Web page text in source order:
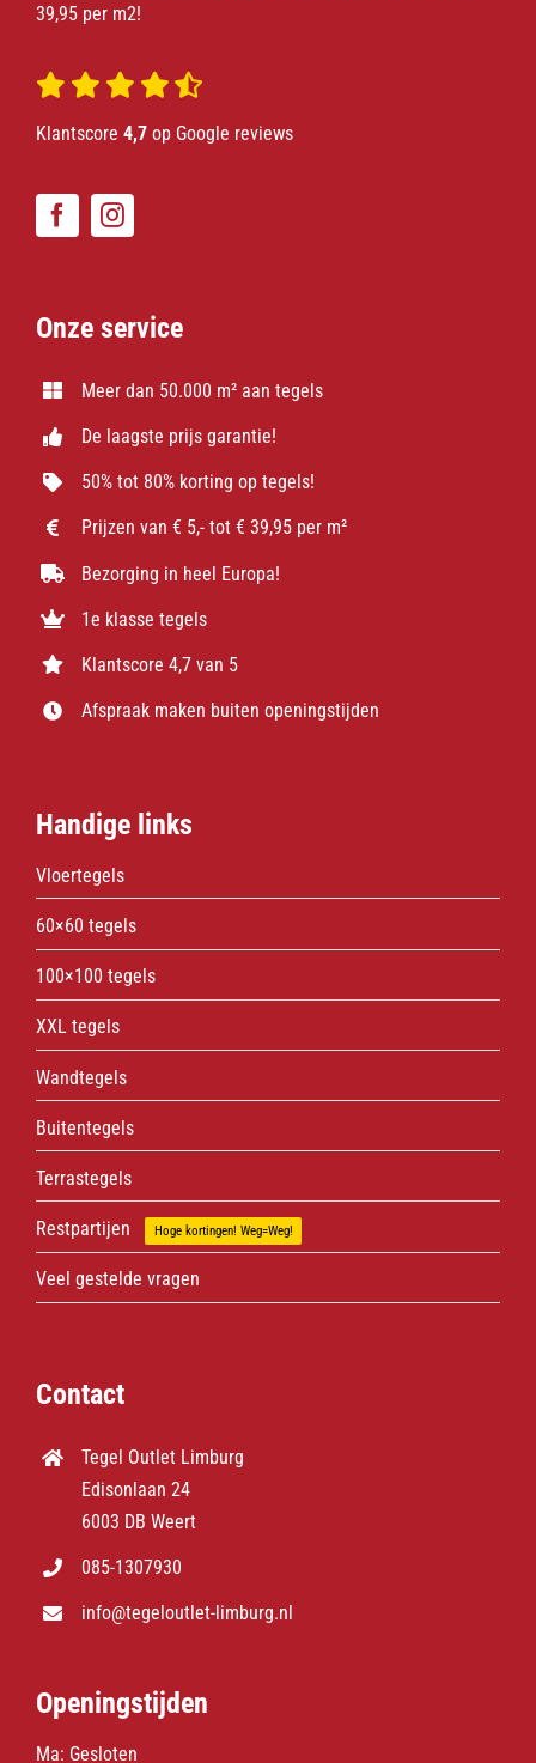
39,95 per m2!
Klantscore 4,7op Google reviews
Onze service
Meer dan 50.000 m² aan tegels
De laagste prijs garantie!
50% tot 80% korting op tegels!
Prijzen van € 5,- tot € 39,95 per m²
Bezorging in heel Europa!
1e klasse tegels
Klantscore 4,7 van 5
Afspraak maken buiten openingstijden
Handige links
Vloertegels
60×60 tegels
100×100 tegels
XXL tegels
Wandtegels
Buitentegels
Terrastegels
Restpartijen Hoge kortingen! Weg=Weg!
Veel gestelde vragen
Contact
Tegel Outlet Limburg
Edisonlaan 24
6003 DB Weert
085-1307930
info@tegeloutlet-limburg.nl
Openingstijden
Ma: Gesloten